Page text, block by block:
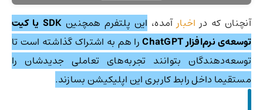
آنچنان که در اخبارآمده، این پلتفرم همچنین
SDK یا کیت
توسعه‌ی نرم‌افزار ChatGPT
را هم به اشتراک گذاشته است تا
توسعه‌دهندگان بتوانند تجربه‌های تعاملی جدیدشان را
مستقیما داخل رابط کاربری این اپلیکیشن بسازند.